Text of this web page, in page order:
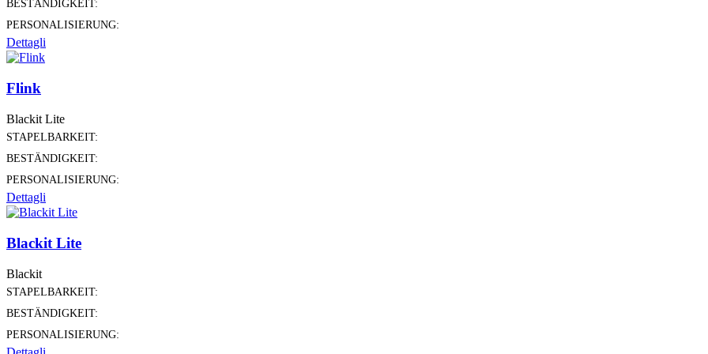
BESTÄNDIGKEIT:
PERSONALISIERUNG:
Dettagli
Flink
Blackit Lite
STAPELBARKEIT:
BESTÄNDIGKEIT:
PERSONALISIERUNG:
Dettagli
Blackit Lite
Blackit
STAPELBARKEIT:
BESTÄNDIGKEIT:
PERSONALISIERUNG: